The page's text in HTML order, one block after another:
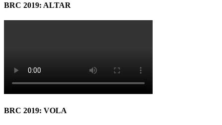
BRC 2019: ALTAR
BRC 2019: VOLA